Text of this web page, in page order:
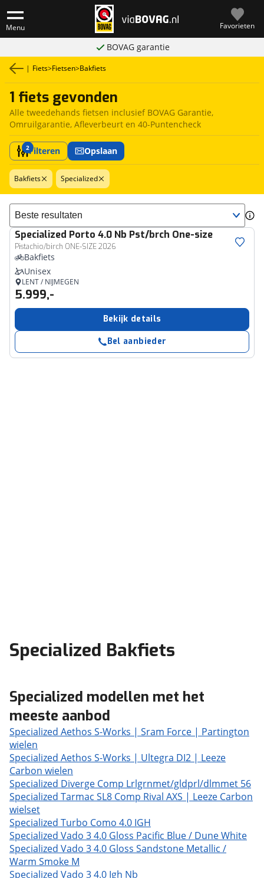
Menu Favorieten
BOVAG garantie
| Fiets>Fietsen>Bakfiets
1 fiets gevonden
Alle tweedehands fietsen inclusief BOVAG Garantie,
Omruilgarantie, Afleverbeurt en 40-Puntencheck
2Filteren Opslaan
Bakfiets Specialized
Sorteer resultaten
Specialized Porto 4.0 Nb Pst/brch One-size
Pistachio/birch ONE-SIZE 2026
Bakfiets
Unisex
LENT / NIJMEGEN
5.999,-
Bekijk details
Bel aanbieder
Specialized Bakfiets
Specialized modellen met het
meeste aanbod
Specialized Aethos S-Works | Sram Force | Partington
wielen
Specialized Aethos S-Works | Ultegra DI2 | Leeze
Carbon wielen
Specialized Diverge Comp Lrlgrnmet/gldprl/dlmmet 56
Specialized Tarmac SL8 Comp Rival AXS | Leeze Carbon
wielset
Specialized Turbo Como 4.0 IGH
Specialized Vado 3 4.0 Gloss Pacific Blue / Dune White
Specialized Vado 3 4.0 Gloss Sandstone Metallic /
Warm Smoke M
Specialized Vado 3 4.0 Igh Nb